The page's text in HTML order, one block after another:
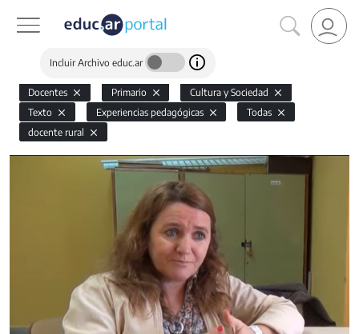
Incluir Archivo educ.ar
Docentes Primario
Cultura y Sociedad
Texto
Experiencias pedagógicas
Todas
docente rural